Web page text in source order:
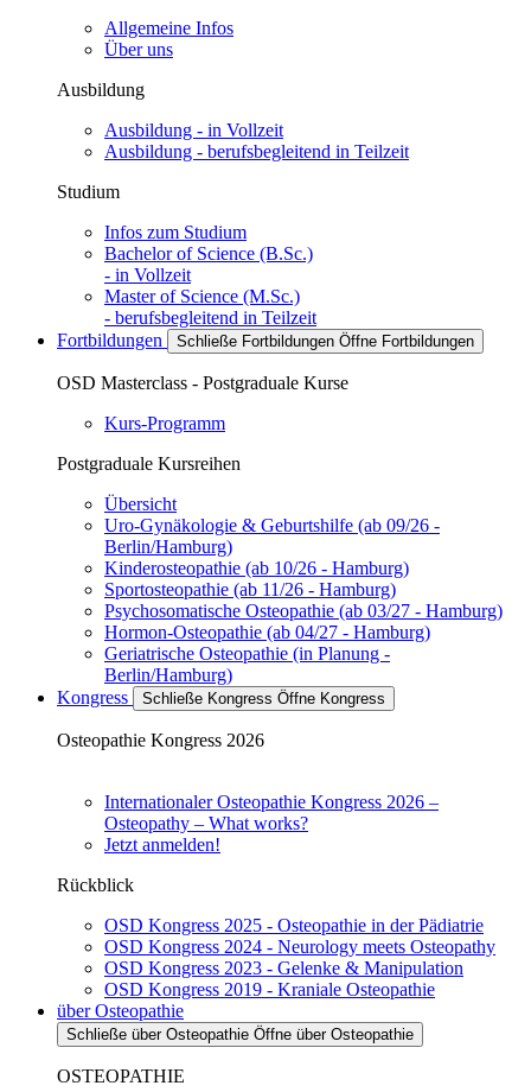
Allgemeine Infos
Über uns
Ausbildung
Ausbildung - in Vollzeit
Ausbildung - berufsbegleitend in Teilzeit
Studium
Infos zum Studium
Bachelor of Science (B.Sc.)
- in Vollzeit
Master of Science (M.Sc.)
- berufsbegleitend in Teilzeit
Fortbildungen
Schließe Fortbildungen Öffne Fortbildungen
OSD Masterclass - Postgraduale Kurse
Kurs-Programm
Postgraduale Kursreihen
Übersicht
Uro-Gynäkologie & Geburtshilfe (ab 09/26 -
Berlin/Hamburg)
Kinderosteopathie (ab 10/26 - Hamburg)
Sportosteopathie (ab 11/26 - Hamburg)
Psychosomatische Osteopathie (ab 03/27 - Hamburg)
Hormon-Osteopathie (ab 04/27 - Hamburg)
Geriatrische Osteopathie (in Planung -
Berlin/Hamburg)
Kongress
Schließe Kongress Öffne Kongress
Osteopathie Kongress 2026
Internationaler Osteopathie Kongress 2026 –
Osteopathy – What works?
Jetzt anmelden!
Rückblick
OSD Kongress 2025 - Osteopathie in der Pädiatrie
OSD Kongress 2024 - Neurology meets Osteopathy
OSD Kongress 2023 - Gelenke & Manipulation
OSD Kongress 2019 - Kraniale Osteopathie
über Osteopathie
Schließe über Osteopathie Öffne über Osteopathie
OSTEOPATHIE